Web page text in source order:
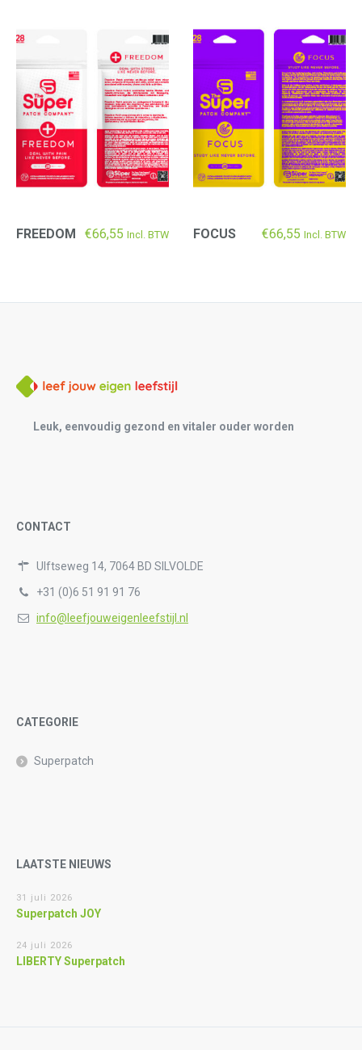
FREEDOM €66,55 Incl. BTW FOCUS €66,55 Incl. BTW
Leuk, eenvoudig gezond en vitaler ouder worden
CONTACT
Ulftseweg 14, 7064 BD SILVOLDE
+31 (0)6 51 91 91 76
info@leefjouweigenleefstijl.nl
CATEGORIE
Superpatch
LAATSTE NIEUWS
31 juli 2026
Superpatch JOY
24 juli 2026
LIBERTY Superpatch